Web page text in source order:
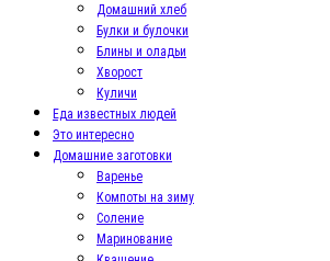
Домашний хлеб
Булки и булочки
Блины и оладьи
Хворост
Куличи
Еда известных людей
Это интересно
Домашние заготовки
Варенье
Компоты на зиму
Соление
Маринование